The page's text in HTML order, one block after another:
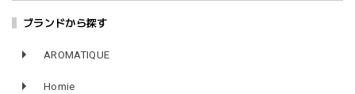
ブランドから探す
AROMATIQUE
Homie